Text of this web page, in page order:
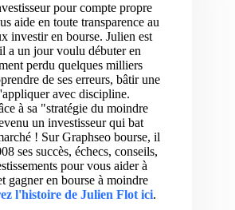
pour compte propre
aide en toute transparence au
investir en bourse. Julien est
a un jour voulu débuter en
perdu quelques milliers
de ses erreurs, bâtir une
avec discipline.
à sa "stratégie du moindre
un investisseur qui bat
! Sur Graphseo bourse, il
ses succès, échecs, conseils,
pour vous aider à
gagner en bourse à moindre
l'histoire de Julien Flot ici.